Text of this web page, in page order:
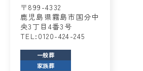
〒899-4332
鹿児島県霧島市国分中
央3丁目4番3号
TEL:0120-424-245
一般葬
家族葬